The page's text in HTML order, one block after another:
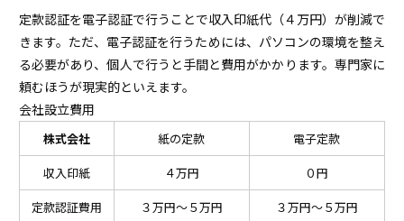
定款認証を電子認証で行うことで収入印紙代（４万円）が削減で
きます。ただ、電子認証を行うためには、パソコンの環境を整え
る必要があり、個人で行うと手間と費用がかかります。専門家に
頼むほうが現実的といえます。
会社設立費用
株式会社 紙の定款
電子定款
収入印紙
４万円
０円
定款認証費用
３万円～５万円 ３万円～５万円